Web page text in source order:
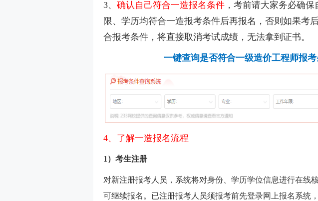
3、 确认自己符合一造报名条件 ，考前请大家务必确
限、学历均符合一造报考条件后再报名，否则如果考
合报考条件，将直接取消考试成绩，无法拿到证书。
一键查询是否符合一级造价工程师报考
4、了解一造报名流程
1）考生注册
对新注册报考人员，系统将对身份、学历学位信息进行在线
可继续报名。已注册报考人员须报考前先登录网上报名系统